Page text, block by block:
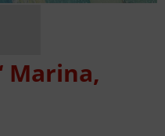
Marina,